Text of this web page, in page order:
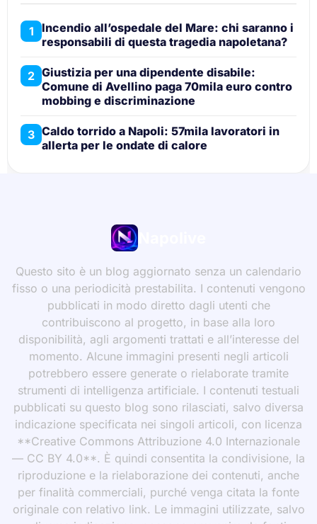
1
Incendio all’ospedale del Mare: chi saranno i
responsabili di questa tragedia napoletana?
2 Giustizia per una dipendente disabile:
Comune di Avellino paga 70mila euro contro
mobbing e discriminazione
3 Caldo torrido a Napoli: 57mila lavoratori in
allerta per le ondate di calore
Questo sito è un blog aggiornato senza un calendario
fisso o una periodicità prestabilita. I contenuti vengono
pubblicati in modo diretto dagli utenti che
contribuiscono al progetto, in base alla loro
disponibilità, agli argomenti trattati e all’interesse del
momento. Alcune immagini presenti negli articoli
potrebbero essere generate o rielaborate tramite
strumenti di intelligenza artificiale. I contenuti testuali
pubblicati su questo blog sono rilasciati, salvo diversa
indicazione specificata nei singoli articoli, con licenza
**Creative Commons Attribuzione 4.0 Internazionale
— CC BY 4.0**. È quindi consentita la condivisione, la
riproduzione e la rielaborazione dei contenuti, anche
per finalità commerciali, purché venga citata la fonte
originale con relativo link. Le immagini utilizzate, salvo